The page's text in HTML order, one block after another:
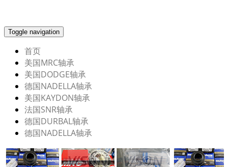
Toggle navigation
首页
美国MRC轴承
美国DODGE轴承
德国NADELLA轴承
美国KAYDON轴承
法国SNR轴承
德国DURBAL轴承
德国NADELLA轴承